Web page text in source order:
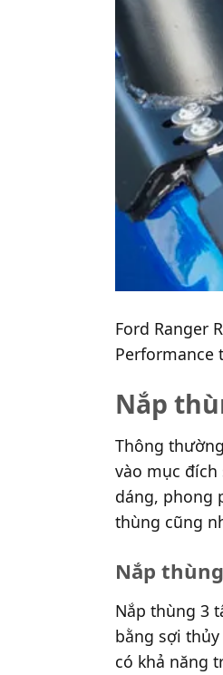
Ford Ranger
Performance
Nắp
Thông
vào mục đích
dáng, phong
thùng cũng
Nắp
Nắp thùng 3
bằng sợi
có khả năng